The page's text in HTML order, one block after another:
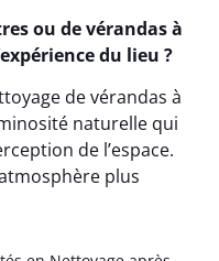
ou de vérandas à
du lieu ?
de vérandas à
naturelle qui
de l’espace.
plus